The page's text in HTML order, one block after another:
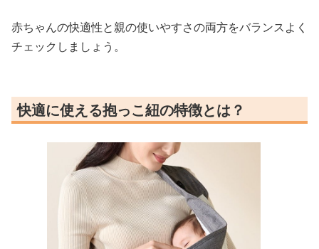
赤ちゃんの快適性と親の使いやすさの両方をバランスよく
チェックしましょう。
快適に使える抱っこ紐の特徴とは？